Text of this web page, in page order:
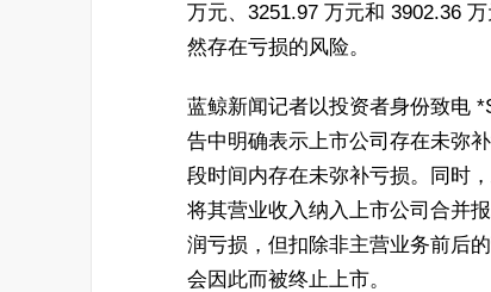
万元、3251.97 万元和 3902.36
然存在亏损的风险。
蓝鲸新闻记者以投资者身份致电
告中明确表示上市公司存在未弥
段时间内存在未弥补亏损。同时
将其营业收入纳入上市公司合并
润亏损，但扣除非主营业务前后
会因此而被终止上市。